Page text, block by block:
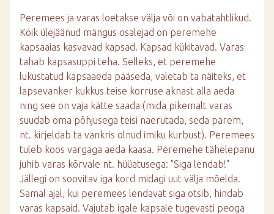
Peremees ja varas loetakse välja või on vabatahtlikud.
Kõik ülejäänud mängus osalejad on peremehe
kapsaaias kasvavad kapsad. Kapsad kükitavad. Varas
tahab kapsasuppi teha. Selleks, et peremehe
lukustatud kapsaaeda pääseda, valetab ta näiteks, et
lapsevanker kukkus teise korruse aknast alla aeda
ning see on vaja kätte saada (mida pikemalt varas
suudab oma põhjusega teisi naerutada, seda parem,
nt. kirjeldab ta vankris olnud imiku kurbust). Peremees
tuleb koos vargaga aeda kaasa. Peremehe tähelepanu
juhib varas kõrvale nt. hüüatusega: "Siga lendab!"
Jällegi on soovitav iga kord midagi uut välja mõelda.
Samal ajal, kui peremees lendavat siga otsib, hindab
varas kapsaid. Vajutab igale kapsale tugevasti peoga